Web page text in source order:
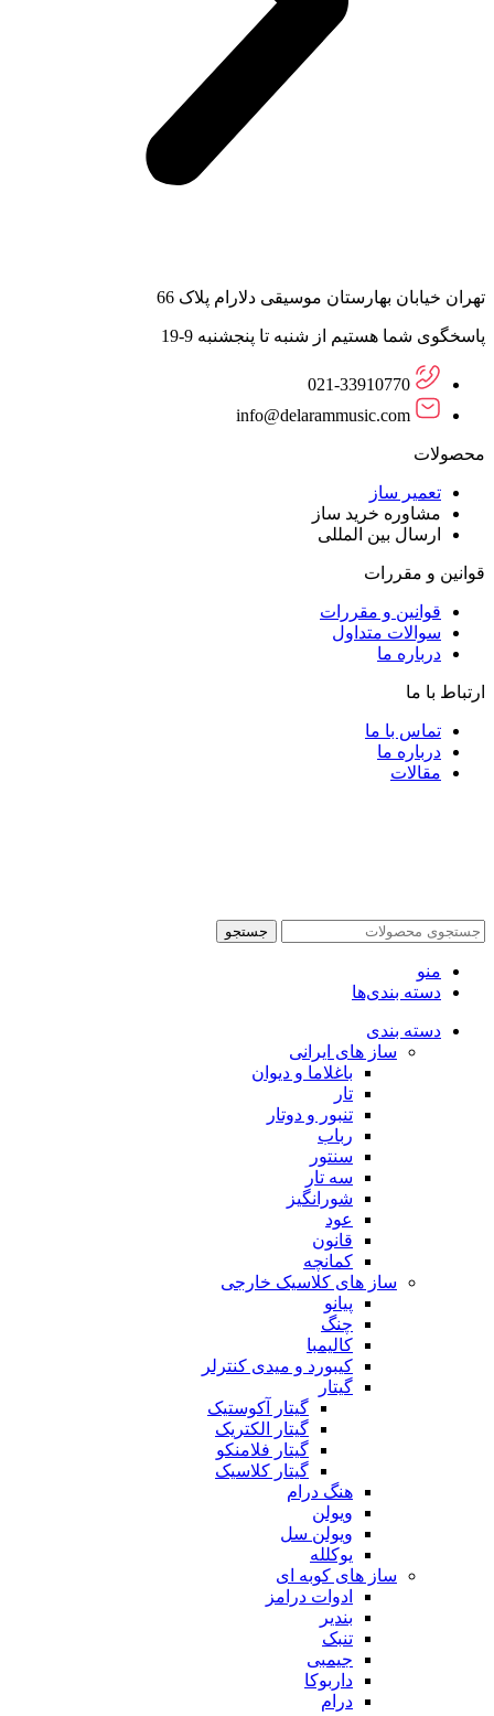
تهران خیابان بهارستان موسیقی دلارام پلاک 66
پاسخگوی شما هستیم از شنبه تا پنجشنبه 9-19
021-33910770
info@delarammusic.com
محصولات
تعمیر ساز
مشاوره خرید ساز
ارسال بین المللی
قوانین و مقررات
قوانین و مقررات
سوالات متداول
درباره ما
ارتباط با ما
تماس با ما
درباره ما
مقالات
جستجو
منو
دسته بندی‌ها
دسته بندی
ساز های ایرانی
باغلاما و دیوان
تار
تنبور و دوتار
رباب
سنتور
سه تار
شورانگیز
عود
قانون
کمانچه
ساز های کلاسیک خارجی
پیانو
چنگ
کالیمبا
کیبورد و میدی کنترلر
گیتار
گیتار آکوستیک
گیتار الکتریک
گیتار فلامنکو
گیتار کلاسیک
هنگ درام
ویولن
ویولن سل
یوکلله
ساز های کوبه ای
ادوات درامز
بندیر
تنبک
جیمبی
داربوکا
درام